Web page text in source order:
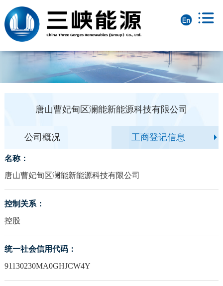
唐山曹妃甸区澜能新能源科技有限公司
公司概况 工商登记信息
名称：
唐山曹妃甸区澜能新能源科技有限公司
控制关系：
控股
统一社会信用代码：
91130230MA0GHJCW4Y